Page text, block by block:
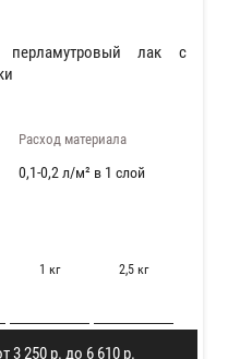
лак с
Расход материала
0,1-0,2 л/м² в 1 слой
1 кг 2,5 кг
3 250 р. до 6 610 р.